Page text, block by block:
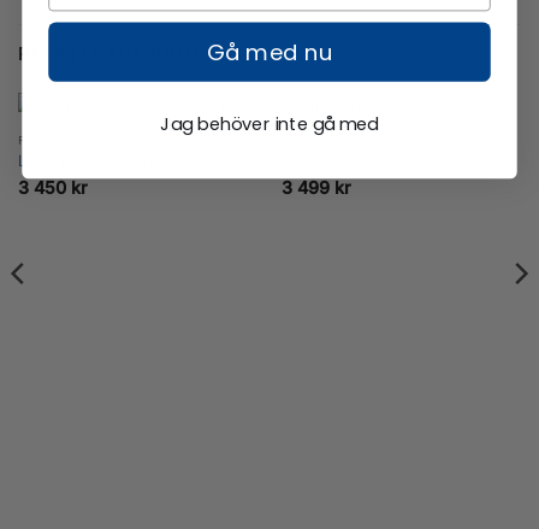
RELATERADE PRODUKTER
FRILUFTSLIV
LedX Kaa 2000 Wide kit
3 450 kr 3 499 kr
Gå med nu
Jag behöver inte gå med